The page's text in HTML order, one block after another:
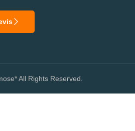
All Rights Reserved.